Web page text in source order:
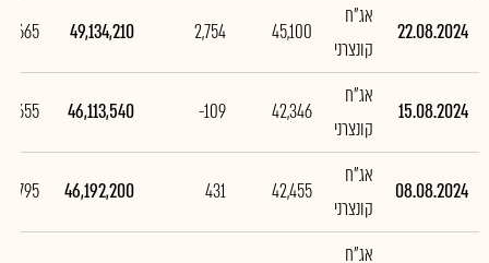
22.08.2024
אג"ח
קונצרני
45,100
2,754
49,134,210
15.08.2024
אג"ח
קונצרני
42,346
-109
46,113,540
08.08.2024
אג"ח
קונצרני
42,455
431
46,192,200
117,795
אג"ח